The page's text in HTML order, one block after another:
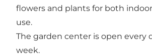
flowers and plants for both
use.
The garden center is open every
week.